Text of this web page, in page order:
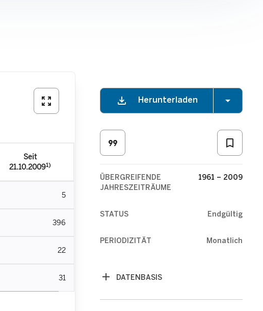
zoom_out_map
Seit
21.10.20091)
5
396
22
31
download Herunterladen arrow_drop_down
format_quote bookmark_border
ÜBERGREIFENDE
JAHRESZEITRÄUME
1961 – 2009
STATUS Endgültig
PERIODIZITÄT Monatlich
DATENBASIS